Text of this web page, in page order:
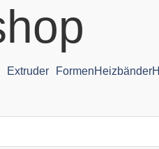
Extruder FormenHeizbänder